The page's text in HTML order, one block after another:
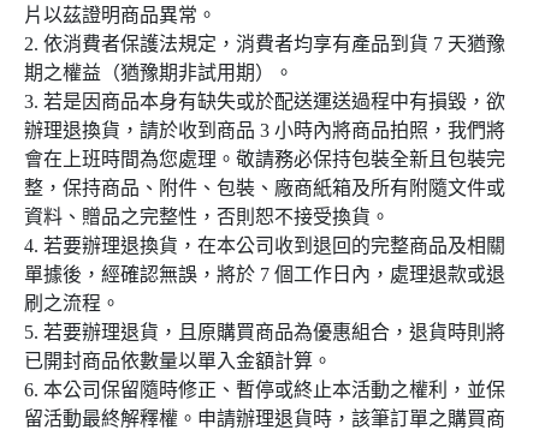
片以茲證明商品異常。
2. 依消費者保護法規定，消費者均享有產品到貨 7 天猶豫
期之權益（猶豫期非試用期）。
3. 若是因商品本身有缺失或於配送運送過程中有損毀，欲
辦理退換貨，請於收到商品 3 小時內將商品拍照，我們將
會在上班時間為您處理。敬請務必保持包裝全新且包裝完
整，保持商品、附件、包裝、廠商紙箱及所有附隨文件或
資料、贈品之完整性，否則恕不接受換貨。
4. 若要辦理退換貨，在本公司收到退回的完整商品及相關
單據後，經確認無誤，將於 7 個工作日內，處理退款或退
刷之流程。
5. 若要辦理退貨，且原購買商品為優惠組合，退貨時則將
已開封商品依數量以單入金額計算。
6. 本公司保留隨時修正、暫停或終止本活動之權利，並保
留活動最終解釋權。申請辦理退貨時，該筆訂單之購買商